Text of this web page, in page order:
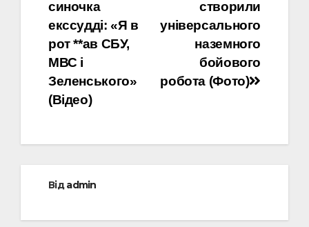
записів
створили
універсального
наземного
бойового
робота (Фото)
синочка
екссудді: «Я в
рот **ав СБУ,
МВС і
Зеленського»
(Відео)
Відadmin